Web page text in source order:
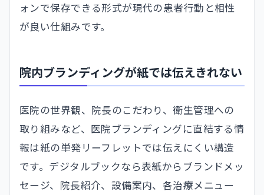
ォンで保存できる形式が現代の患者行動と相性
が良い仕組みです。
院内ブランディングが紙では伝えきれない
医院の世界観、院長のこだわり、衛生管理への
取り組みなど、医院ブランディングに直結する情
報は紙の単発リーフレットでは伝えにくい構造
です。デジタルブックなら表紙からブランドメッ
セージ、院長紹介、設備案内、各治療メニュー